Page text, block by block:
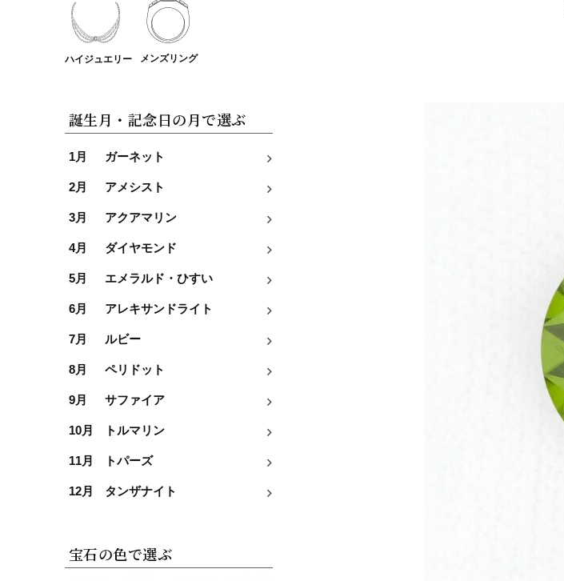
ハイジュエリー メンズリング
誕生月・記念日の月で選ぶ
1月 ガーネット
2月 アメシスト
3月 アクアマリン
4月 ダイヤモンド
5月 エメラルド・ひすい
6月 アレキサンドライト
7月 ルビー
8月 ペリドット
9月 サファイア
10月 トルマリン
11月 トパーズ
12月 タンザナイト
宝石の色で選ぶ